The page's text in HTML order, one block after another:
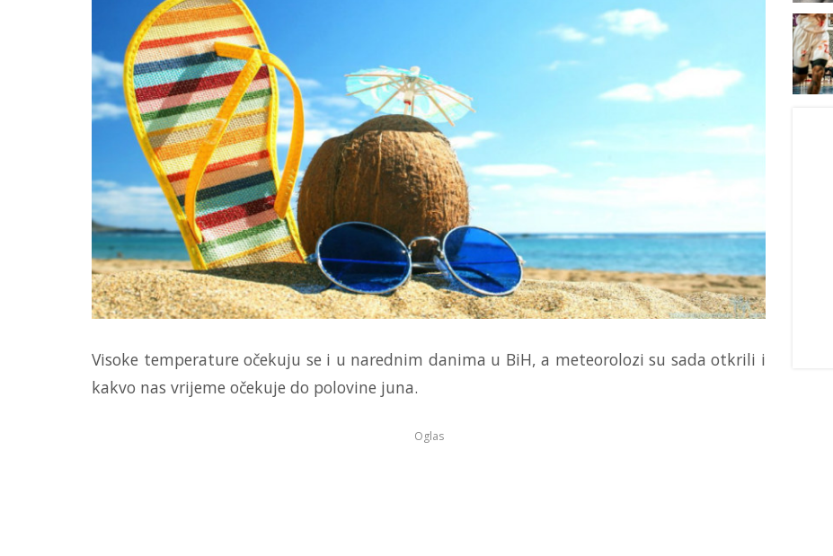
Visoke temperature očekuju se i u narednim danima u BiH, a meteorolozi su sada otkrili i
kakvo nas vrijeme očekuje do polovine juna.
Oglas